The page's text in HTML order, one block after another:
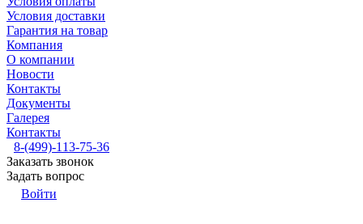
Условия доставки
Гарантия на товар
Компания
О компании
Новости
Контакты
Документы
Галерея
Контакты
8-(499)-113-75-36
Заказать звонок
Задать вопрос
Войти